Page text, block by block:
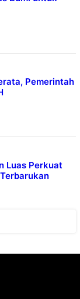
Pemerintah
Luas Perkuat